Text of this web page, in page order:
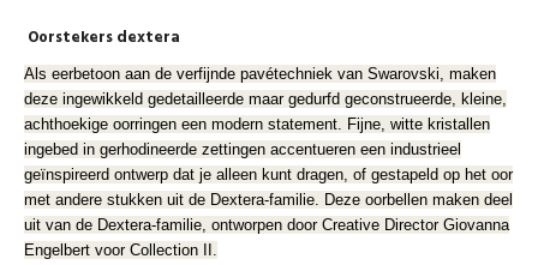
Oorstekers dextera
Als eerbetoon aan de verfijnde pavétechniek van Swarovski, maken
deze ingewikkeld gedetailleerde maar gedurfd geconstrueerde, kleine,
achthoekige oorringen een modern statement. Fijne, witte kristallen
ingebed in gerhodineerde zettingen accentueren een industrieel
geïnspireerd ontwerp dat je alleen kunt dragen, of gestapeld op het oor
met andere stukken uit de Dextera-familie. Deze oorbellen maken deel
uit van de Dextera-familie, ontworpen door Creative Director Giovanna
Engelbert voor Collection II.